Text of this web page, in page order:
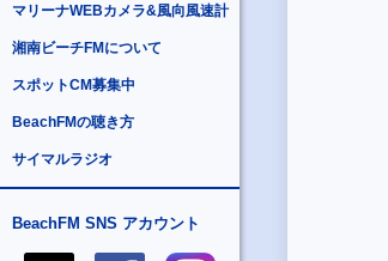
マリーナWEBカメラ&風向風速計
湘南ビーチFMについて
スポットCM募集中
BeachFMの聴き方
サイマルラジオ
BeachFM SNS アカウント